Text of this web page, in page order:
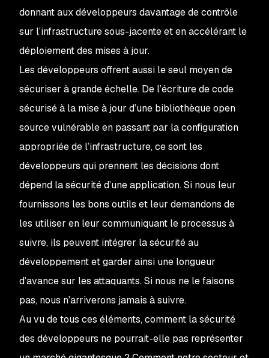
donnant aux développeurs davantage de contrôle
sur l’infrastructure sous-jacente et en accélérant le
déploiement des mises à jour.
Les développeurs offrent aussi le seul moyen de
sécuriser à grande échelle. De l’écriture de code
sécurisé à la mise à jour d’une bibliothèque open
source vulnérable en passant par la configuration
appropriée de l’infrastructure, ce sont les
développeurs qui prennent les décisions dont
dépend la sécurité d’une application. Si nous leur
fournissons les bons outils et leur demandons de
les utiliser en leur communiquant le processus à
suivre, ils peuvent intégrer la sécurité au
développement et garder ainsi une longueur
d’avance sur les attaquants. Si nous ne le faisons
pas, nous n’arriverons jamais à suivre.
Au vu de tous ces éléments, comment la sécurité
des développeurs ne pourrait-elle pas représenter